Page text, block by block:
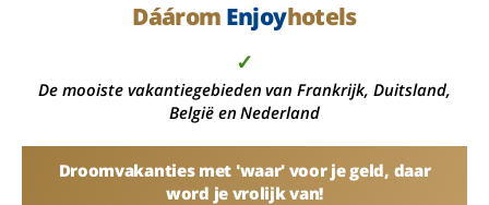
Dáárom Enjoyhotels
✓
De mooiste vakantiegebieden van Frankrijk, Duitsland,
België en Nederland
Droomvakanties met 'waar' voor je geld, daar
word je vrolijk van!